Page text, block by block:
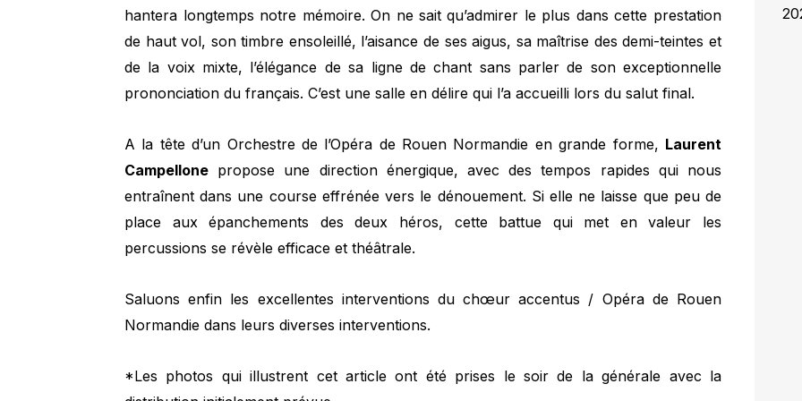
hantera longtemps notre mémoire. On ne sait qu’admirer le plus dans cette prestation
de haut vol, son timbre ensoleillé, l’aisance de ses aigus, sa maîtrise des demi-teintes et
de la voix mixte, l’élégance de sa ligne de chant sans parler de son exceptionnelle
prononciation du français. C’est une salle en délire qui l’a accueilli lors du salut final.
A la tête d’un Orchestre de l’Opéra de Rouen Normandie en grande forme, Laurent
Campellone propose une direction énergique, avec des tempos rapides qui nous
entraînent dans une course effrénée vers le dénouement. Si elle ne laisse que peu de
place aux épanchements des deux héros, cette battue qui met en valeur les
percussions se révèle efficace et théâtrale.
Saluons enfin les excellentes interventions du chœur accentus / Opéra de Rouen
Normandie dans leurs diverses interventions.
*Les photos qui illustrent cet article ont été prises le soir de la générale avec la